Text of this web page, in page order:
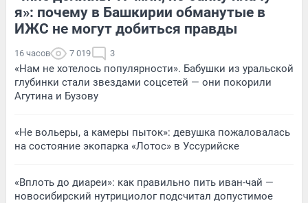
я»: почему в Башкирии обманутые в
ИЖС не могут добиться правды
16 часов 7 019 3
«Нам не хотелось популярности». Бабушки из уральской
глубинки стали звездами соцсетей — они покорили
Агутина и Бузову
«Не вольеры, а камеры пыток»: девушка пожаловалась
на состояние экопарка «Лотос» в Уссурийске
«Вплоть до диареи»: как правильно пить иван-чай —
новосибирский нутрициолог подсчитал допустимое